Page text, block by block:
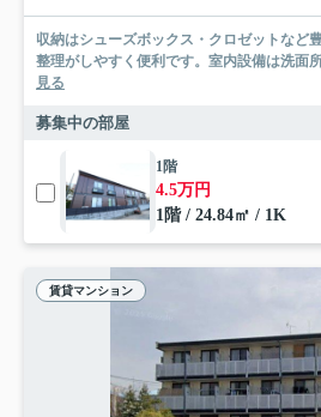
収納はシューズボックス・クロゼットなど
整理がしやすく便利です。室内設備は洗面
見る
募集中の部屋
1階
4.5万円
1階 / 24.84㎡ / 1K
賃貸マンション